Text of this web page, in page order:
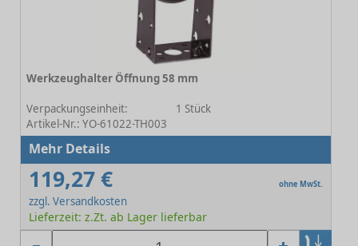
Werkzeughalter Öffnung 58 mm
Verpackungseinheit:
1 Stück
Artikel-Nr.: YO-61022-TH003
Mehr Details
119,27 € ohne MwSt.
zzgl. Versandkosten
Lieferzeit: z.Zt. ab Lager lieferbar